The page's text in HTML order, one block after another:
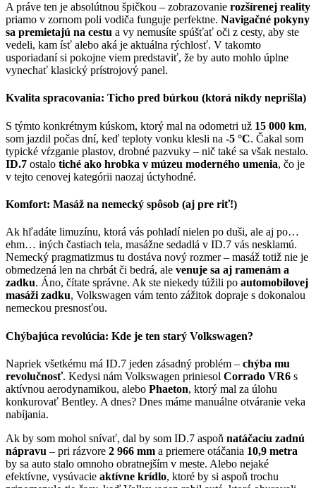
A práve ten je absolútnou špičkou – zobrazovanie rozšírenej reality
priamo v zornom poli vodiča funguje perfektne. Navigačné pokyny
sa premietajú na cestu a vy nemusíte spúšťať oči z cesty, aby ste
vedeli, kam ísť alebo aká je aktuálna rýchlosť. V takomto
usporiadaní si pokojne viem predstaviť, že by auto mohlo úplne
vynechať klasický prístrojový panel.
Kvalita spracovania: Ticho pred búrkou (ktorá nikdy neprišla)
S týmto konkrétnym kúskom, ktorý mal na odometri už 15 000 km,
som jazdil počas dní, keď teploty vonku klesli na -5 °C. Čakal som
typické vŕzganie plastov, drobné pazvuky – nič také sa však nestalo.
ID.7 ostalo tiché ako hrobka v múzeu moderného umenia, čo je
v tejto cenovej kategórii naozaj úctyhodné.
Komfort: Masáž na nemecký spôsob (aj pre riť!)
Ak hľadáte limuzínu, ktorá vás pohladí nielen po duši, ale aj po…
ehm… iných častiach tela, masážne sedadlá v ID.7 vás nesklamú.
Nemecký pragmatizmus tu dostáva nový rozmer – masáž totiž nie je
obmedzená len na chrbát či bedrá, ale venuje sa aj ramenám a
zadku. Áno, čítate správne. Ak ste niekedy túžili po automobilovej
masáži zadku, Volkswagen vám tento zážitok dopraje s dokonalou
nemeckou presnosťou.
Chýbajúca revolúcia: Kde je ten starý Volkswagen?
Napriek všetkému má ID.7 jeden zásadný problém – chýba mu
revolučnosť. Kedysi nám Volkswagen priniesol Corrado VR6 s
aktívnou aerodynamikou, alebo Phaeton, ktorý mal za úlohu
konkurovať Bentley. A dnes? Dnes máme manuálne otváranie veka
nabíjania.
Ak by som mohol snívať, dal by som ID.7 aspoň natáčaciu zadnú
nápravu – pri rázvore 2 966 mm a priemere otáčania 10,9 metra
by sa auto stalo omnoho obratnejším v meste. Alebo nejaké
efektívne, vysúvacie aktívne krídlo, ktoré by si aspoň trochu